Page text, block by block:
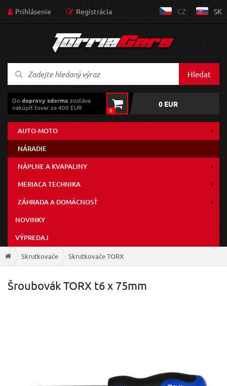
Prihlásenie Registrácia CZ SK
Hledat
Dodopravy zdarma zostáva
nakúpiť tovar za 400 EUR
0
0 EUR
AUTO-MOTO
NÁRADIE
NÁPLNE A KVAPALINY
MERIACA TECHNIKA
ZÁHRADA A DOMÁCNOSŤ
NOVINKY
VÝPREDAJ
Skrutkovače Skrutkovače TORX
Šroubovák TORX t6 x 75mm